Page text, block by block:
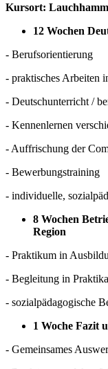
Kursort:
12 Wochen
- Berufsorientierung
- praktisches Arbeiten
- Deutschunterricht /
- Kennenlernen
- Auffrischung der
- Bewerbungstraining
- individuelle,
8 Wochen
Region
- Praktikum in
- Begleitung in Praktika
- sozialpädagogische
1 Woche Fazit
- Gemeinsames